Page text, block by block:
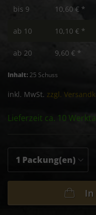
bis 9 10,60 € *
ab 10 10,10 € *
ab 20 9,60 € *
Inhalt:25 Schuss
inkl. MwSt. zzgl.
Lieferzeit ca. 10
In